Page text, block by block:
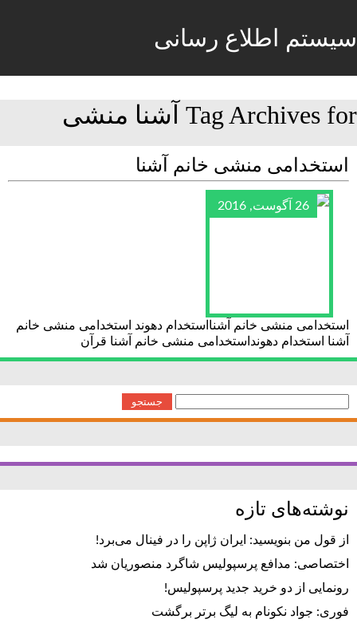
سیستم اطلاع رسانی
Tag Archives for آشنا منشی
استخدامی منشی خانم آشنا
26 آگوست, 2016
استخدامی منشی خانم آشنااستخدام دهوند استخدامی منشی خانم
آشنا استخدام دهونداستخدامی منشی خانم آشنا قرآن
برای:
نوشته‌های تازه
از قول من بنویسید: ایران ژاپن را در فینال می‌برد!
اختصاصی: مدافع پرسپولیس شاگرد منصوریان شد
رونمایی از دو خرید جدید پرسپولیس!
فوری: جواد نکونام به لیگ برتر برگشت